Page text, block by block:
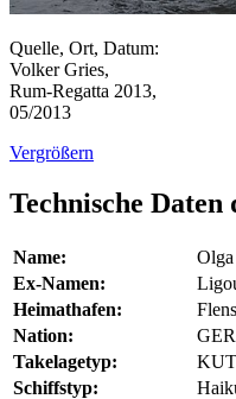
Quelle, Ort, Datum:
Volker Gries,
Rum-Regatta 2013,
05/2013
Vergrößern
Technische Daten
Name:
Ex-Namen:
Heimathafen:
Nation:
GER
Takelagetyp:
Schiffstyp: